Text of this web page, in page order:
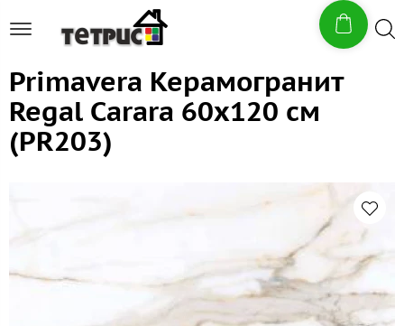
Primavera Керамогранит
Regal Carara 60x120 см
(PR203)